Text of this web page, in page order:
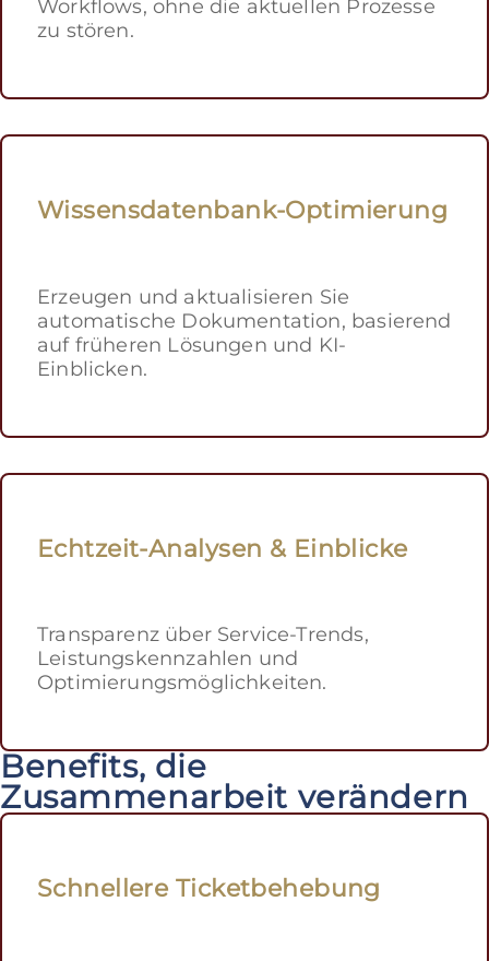
Workflows, ohne die aktuellen Prozesse
zu stören.
Wissensdatenbank-Optimierung
Erzeugen und aktualisieren Sie
automatische Dokumentation, basierend
auf früheren Lösungen und KI-
Einblicken.
Echtzeit-Analysen & Einblicke
Transparenz über Service-Trends,
Leistungskennzahlen und
Optimierungsmöglichkeiten.
Benefits, die
Zusammenarbeit verändern
Schnellere Ticketbehebung